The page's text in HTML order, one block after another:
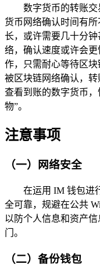
数字货币的转账
货币网络确认时间有
长，或许需要几十分
络，确认速度或许会
作，只需耐心等待区
被区块链网络确认，
查看到账的数字货币
物”。
注意事项
（一）网络安全
在运用 IM 钱包进
全可靠，规避在公共
以防个人信息和资产
门。
（二）备份钱包